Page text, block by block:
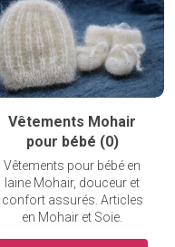
Vêtements Mohair
pour bébé (0)
Vêtements pour bébé en
laine Mohair, douceur et
confort assurés. Articles
en Mohair et Soie.